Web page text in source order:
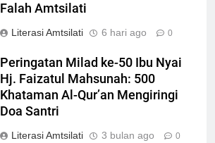
Falah Amtsilati
Literasi Amtsilati 6 hari ago 0
Peringatan Milad ke-50 Ibu Nyai
Hj. Faizatul Mahsunah: 500
Khataman Al-Qur’an Mengiringi
Doa Santri
Literasi Amtsilati 3 bulan ago 0